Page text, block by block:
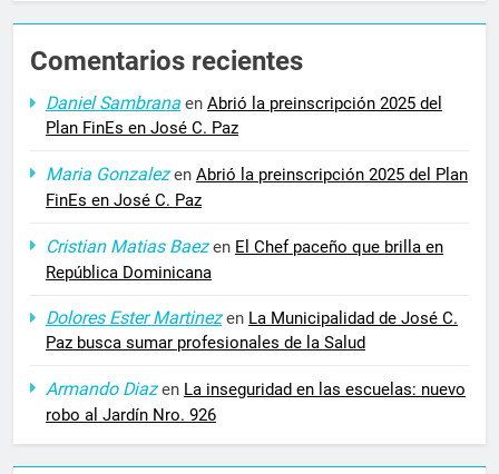
Comentarios recientes
Daniel Sambrana en Abrió la preinscripción 2025 del
Plan FinEs en José C. Paz
Maria Gonzalezen Abrió la preinscripción 2025 del Plan
FinEs en José C. Paz
Cristian Matias Baezen El Chef paceño que brilla en
República Dominicana
Dolores Ester Martinezen La Municipalidad de José C.
Paz busca sumar profesionales de la Salud
Armando Diazen La inseguridad en las escuelas: nuevo
robo al Jardín Nro. 926